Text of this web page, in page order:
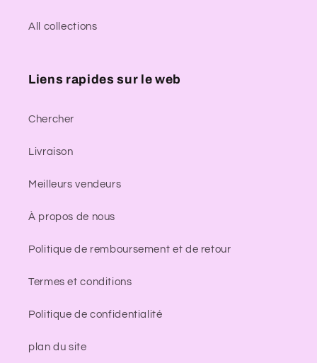
All collections
Liens rapides sur le web
Chercher
Livraison
Meilleurs vendeurs
À propos de nous
Politique de remboursement et de retour
Termes et conditions
Politique de confidentialité
plan du site